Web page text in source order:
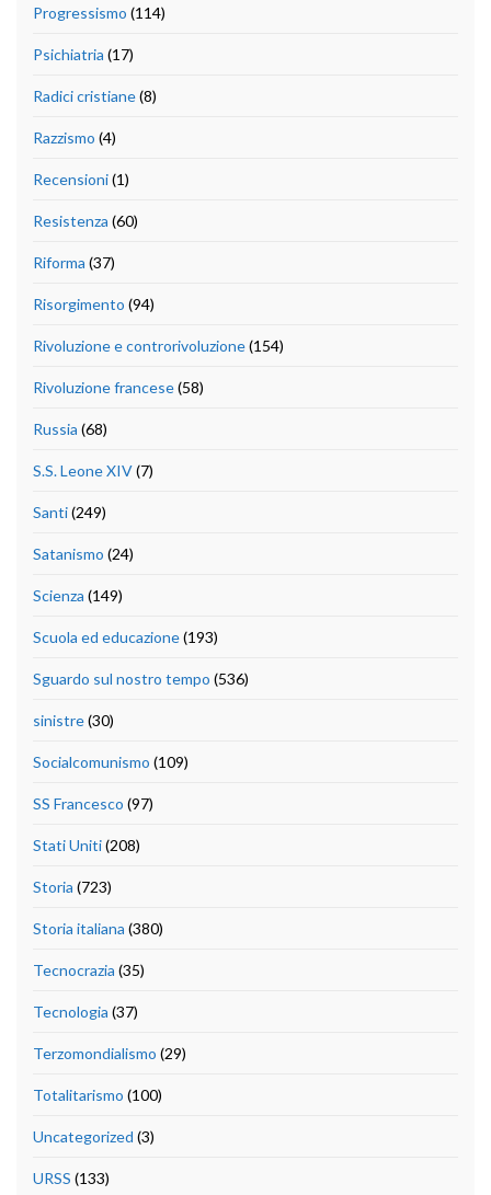
Progressismo (114)
Psichiatria (17)
Radici cristiane(8)
Razzismo (4)
Recensioni(1)
Resistenza (60)
Riforma (37)
Risorgimento (94)
Rivoluzione e controrivoluzione(154)
Rivoluzione francese(58)
Russia (68)
S.S. Leone XIV(7)
Santi(249)
Satanismo (24)
Scienza (149)
Scuola ed educazione(193)
Sguardo sul nostro tempo (536)
sinistre(30)
Socialcomunismo (109)
SS Francesco (97)
Stati Uniti(208)
Storia (723)
Storia italiana (380)
Tecnocrazia (35)
Tecnologia (37)
Terzomondialismo (29)
Totalitarismo (100)
Uncategorized (3)
URSS (133)